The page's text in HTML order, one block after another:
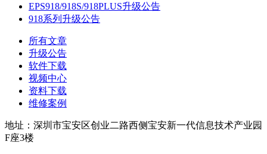
EPS918/918S/918PLUS升级公告
918系列升级公告
所有文章
升级公告
软件下载
视频中心
资料下载
维修案例
地址：深圳市宝安区创业二路西侧宝安新一代信息技术产业园
F座3楼